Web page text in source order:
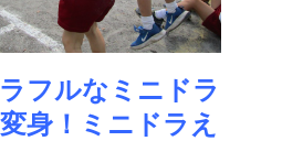
フルなミニドラ
身！ミニドラえ